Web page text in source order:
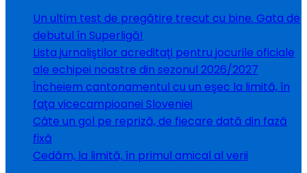
Un ultim test de pregătire trecut cu bine. Gata de
debutul în Superligă!
Lista jurnaliştilor acreditaţi pentru jocurile oficiale
ale echipei noastre din sezonul 2026/2027
Încheiem cantonamentul cu un eşec la limită, în
faţa vicecampioanei Sloveniei
Câte un gol pe repriză, de fiecare dată din fază
fixă
Cedăm, la limită, în primul amical al verii